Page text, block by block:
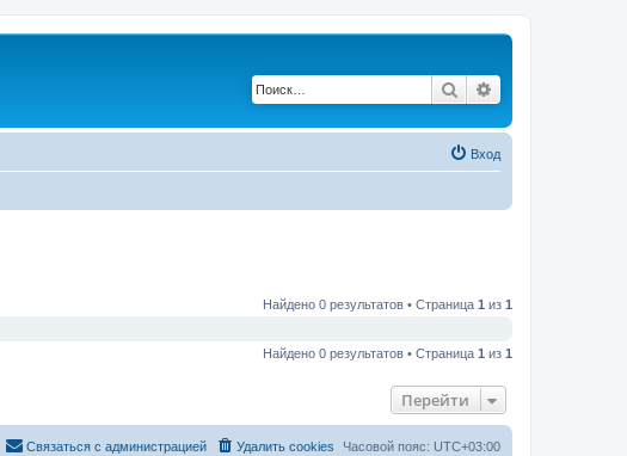
Поиск
Вход
Найдено 0 результатов • Страница 1 из 1
Найдено 0 результатов • Страница 1 из 1
Перейти
Часовой пояс: UTC+03:00
Удалить cookies
Связаться с администрацией